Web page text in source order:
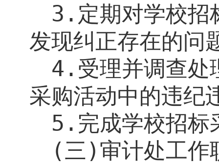
3. 定期对学校招
发现纠正存在的问
4. 受理并调查处
采购活动中的违纪
5. 完成学校招标
(三)审计处工作